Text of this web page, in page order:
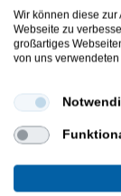
Vibration und
ist er für eine
Wie
Der Kinetic
Möglichkeit,
effektiv in
Fischen. Die
Wir können diese
Webseite zu
großartiges
von uns